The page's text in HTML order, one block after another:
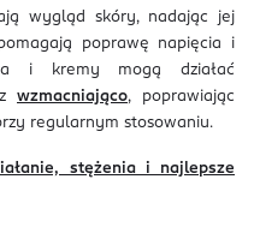
wygląd skóry, nadając jej
poprawę napięcia i
i kremy mogą działać
wzmacniająco, poprawiając
regularnym stosowaniu.
stężenia i najlepsze